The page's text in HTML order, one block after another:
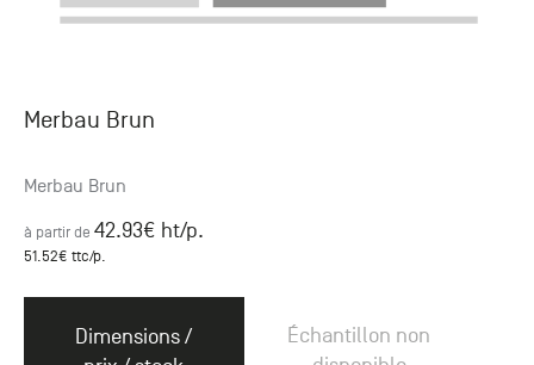
Merbau Brun
Merbau Brun
à partir de 42.93€ ht/p.
51.52€ ttc/p.
Dimensions /
Échantillon non